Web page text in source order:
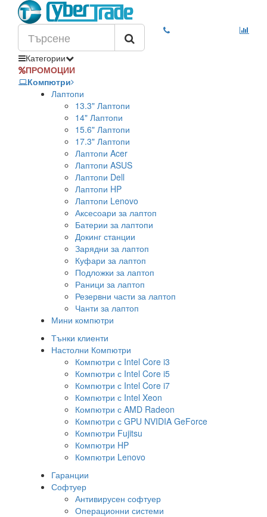
Категории
ПРОМОЦИИ
Компютри
Лаптопи
13.3" Лаптопи
14" Лаптопи
15.6" Лаптопи
17.3" Лаптопи
Лаптопи Acer
Лаптопи ASUS
Лаптопи Dell
Лаптопи HP
Лаптопи Lenovo
Аксесоари за лаптоп
Батерии за лаптопи
Докинг станции
Зарядни за лаптоп
Куфари за лаптоп
Подложки за лаптоп
Раници за лаптоп
Резервни части за лаптоп
Чанти за лаптоп
Мини компютри
Тънки клиенти
Настолни Компютри
Компютри с Intel Core i3
Компютри с Intel Core i5
Компютри с Intel Core i7
Компютри с Intel Xeon
Компютри с AMD Radeon
Компютри с GPU NVIDIA GeForce
Компютри Fujitsu
Компютри HP
Компютри Lenovo
Гаранции
Софтуер
Антивирусен софтуер
Операционни системи